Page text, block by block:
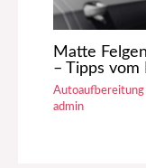
Matte
– Tipps vom
Autoaufbereitung
admin